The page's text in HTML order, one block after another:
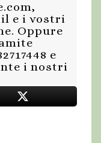
e i vostri
Oppure
e
i nostri